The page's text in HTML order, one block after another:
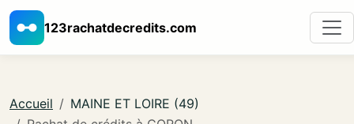
123rachatdecredits.com
Accueil
MAINE ET LOIRE (49)